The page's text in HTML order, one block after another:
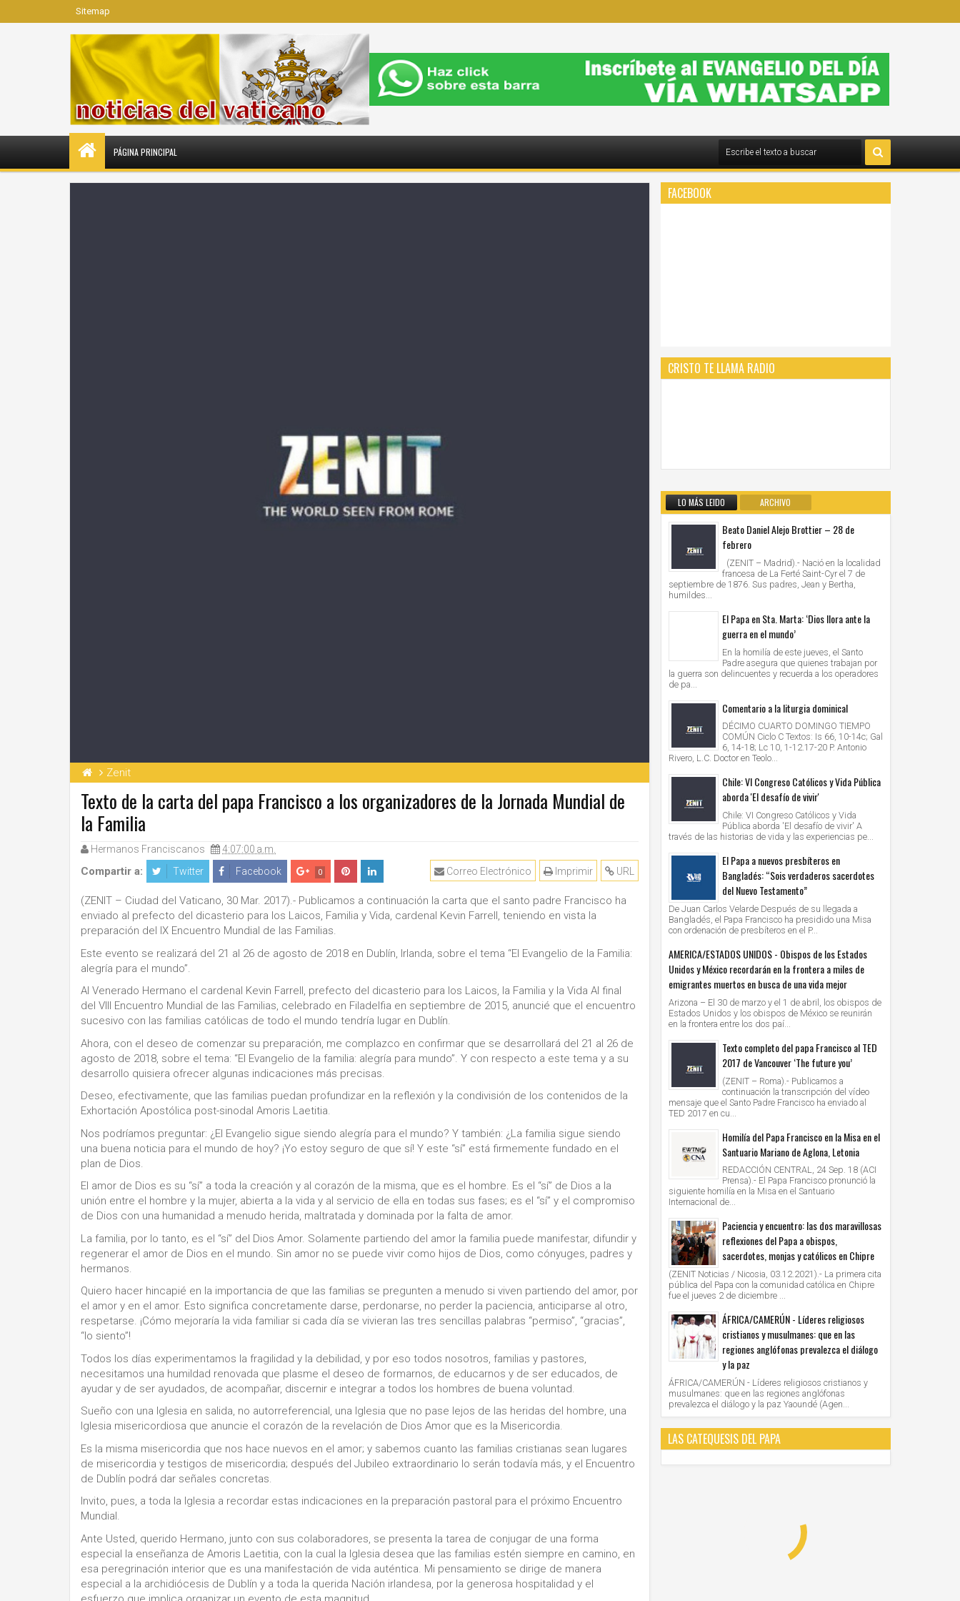
Sitemap
PÁGINA PRINCIPAL
Zenit
Texto de la carta del papa Francisco a los organizadores de la Jornada Mundial de
la Familia
Hermanos Franciscanos 4:07:00 a.m.
Compartir a: Twitter Facebook 0 URL
Imprimir
Correo Electrónico
(ZENIT – Ciudad del Vaticano, 30 Mar. 2017).- Publicamos a continuación la carta que el santo padre Francisco ha
enviado al prefecto del dicasterio para los Laicos, Familia y Vida, cardenal Kevin Farrell, teniendo en vista la
preparación del IX Encuentro Mundial de las Familias.
Este evento se realizará del 21 al 26 de agosto de 2018 en Dublín, Irlanda, sobre el tema “El Evangelio de la Familia:
alegría para el mundo”.
Al Venerado Hermano el cardenal Kevin Farrell, prefecto del dicasterio para los Laicos, la Familia y la Vida Al final
del VIII Encuentro Mundial de las Familias, celebrado en Filadelfia en septiembre de 2015, anuncié que el encuentro
sucesivo con las familias católicas de todo el mundo tendría lugar en Dublín.
Ahora, con el deseo de comenzar su preparación, me complazco en confirmar que se desarrollará del 21 al 26 de
agosto de 2018, sobre el tema: “El Evangelio de la familia: alegría para mundo”. Y con respecto a este tema y a su
desarrollo quisiera ofrecer algunas indicaciones más precisas.
Deseo, efectivamente, que las familias puedan profundizar en la reflexión y la condivisión de los contenidos de la
Exhortación Apostólica post-sinodal Amoris Laetitia.
Nos podríamos preguntar: ¿El Evangelio sigue siendo alegría para el mundo? Y también: ¿La familia sigue siendo
una buena noticia para el mundo de hoy? ¡Yo estoy seguro de que sí! Y este “sí” está firmemente fundado en el
plan de Dios.
El amor de Dios es su “sí” a toda la creación y al corazón de la misma, que es el hombre. Es el “sí” de Dios a la
unión entre el hombre y la mujer, abierta a la vida y al servicio de ella en todas sus fases; es el “sí” y el compromiso
de Dios con una humanidad a menudo herida, maltratada y dominada por la falta de amor.
La familia, por lo tanto, es el “sí” del Dios Amor. Solamente partiendo del amor la familia puede manifestar, difundir y
regenerar el amor de Dios en el mundo. Sin amor no se puede vivir como hijos de Dios, como cónyuges, padres y
hermanos.
Quiero hacer hincapié en la importancia de que las familias se pregunten a menudo si viven partiendo del amor, por
el amor y en el amor. Esto significa concretamente darse, perdonarse, no perder la paciencia, anticiparse al otro,
respetarse. ¡Cómo mejoraría la vida familiar si cada día se vivieran las tres sencillas palabras “permiso”, “gracias”,
“lo siento”!
Todos los días experimentamos la fragilidad y la debilidad, y por eso todos nosotros, familias y pastores,
necesitamos una humildad renovada que plasme el deseo de formarnos, de educarnos y de ser educados, de
ayudar y de ser ayudados, de acompañar, discernir e integrar a todos los hombres de buena voluntad.
Sueño con una Iglesia en salida, no autorreferencial, una Iglesia que no pase lejos de las heridas del hombre, una
Iglesia misericordiosa que anuncie el corazón de la revelación de Dios Amor que es la Misericordia.
Es la misma misericordia que nos hace nuevos en el amor; y sabemos cuanto las familias cristianas sean lugares
de misericordia y testigos de misericordia; después del Jubileo extraordinario lo serán todavía más, y el Encuentro
de Dublín podrá dar señales concretas.
Invito, pues, a toda la Iglesia a recordar estas indicaciones en la preparación pastoral para el próximo Encuentro
Mundial.
Ante Usted, querido Hermano, junto con sus colaboradores, se presenta la tarea de conjugar de una forma
especial la enseñanza de Amoris Laetitia, con la cual la Iglesia desea que las familias estén siempre en camino, en
esa peregrinación interior que es una manifestación de vida auténtica. Mi pensamiento se dirige de manera
especial a la archidiócesis de Dublín y a toda la querida Nación irlandesa, por la generosa hospitalidad y el
FACEBOOK
CRISTO TE LLAMA RADIO
LO MÁS LEIDO ARCHIVO
Beato Daniel Alejo Brottier – 28 de
febrero
(ZENIT – Madrid).- Nació en la localidad
francesa de La Ferté Saint-Cyr el 7 de
septiembre de 1876. Sus padres, Jean y Bertha,
humildes...
El Papa en Sta. Marta: ‘Dios llora ante la
guerra en el mundo’
En la homilía de este jueves, el Santo
Padre asegura que quienes trabajan por
la guerra son delincuentes y recuerda a los operadores
de pa...
Comentario a la liturgia dominical
DÉCIMO CUARTO DOMINGO TIEMPO
COMÚN Ciclo C Textos: Is 66, 10-14c; Gal
6, 14-18; Lc 10, 1-12.17-20 P. Antonio
Rivero, L.C. Doctor en Teolo...
Chile: VI Congreso Católicos y Vida Pública
aborda 'El desafío de vivir'
Chile: VI Congreso Católicos y Vida
Pública aborda 'El desafío de vivir' A
través de las historias de vida y las experiencias pe...
El Papa a nuevos presbíteros en
Bangladés: “Sois verdaderos sacerdotes
del Nuevo Testamento”
De Juan Carlos Velarde Después de su llegada a
Bangladés, el Papa Francisco ha presidido una Misa
con ordenación de presbíteros en el P...
AMERICA/ESTADOS UNIDOS - Obispos de los Estados
Unidos y México recordarán en la frontera a miles de
emigrantes muertos en busca de una vida mejor
Arizona – El 30 de marzo y el 1 de abril, los obispos de
Estados Unidos y los obispos de México se reunirán
en la frontera entre los dos paí...
Texto completo del papa Francisco al TED
2017 de Vancouver ‘The future you’
(ZENIT – Roma).- Publicamos a
continuación la transcripción del vídeo
mensaje que el Santo Padre Francisco ha enviado al
TED 2017 en cu...
Homilía del Papa Francisco en la Misa en el
Santuario Mariano de Aglona, Letonia
REDACCIÓN CENTRAL, 24 Sep. 18 (ACI
Prensa).- El Papa Francisco pronunció la
siguiente homilía en la Misa en el Santuario
Internacional de...
Paciencia y encuentro: las dos maravillosas
reflexiones del Papa a obispos,
sacerdotes, monjas y católicos en Chipre
(ZENIT Noticias / Nicosia, 03.12.2021).- La primera cita
pública del Papa con la comunidad católica en Chipre
fue el jueves 2 de diciembre ...
ÁFRICA/CAMERÚN - Líderes religiosos
cristianos y musulmanes: que en las
regiones anglófonas prevalezca el diálogo
y la paz
ÁFRICA/CAMERÚN - Líderes religiosos cristianos y
musulmanes: que en las regiones anglófonas
prevalezca el diálogo y la paz Yaoundé (Agen...
LAS CATEQUESIS DEL PAPA